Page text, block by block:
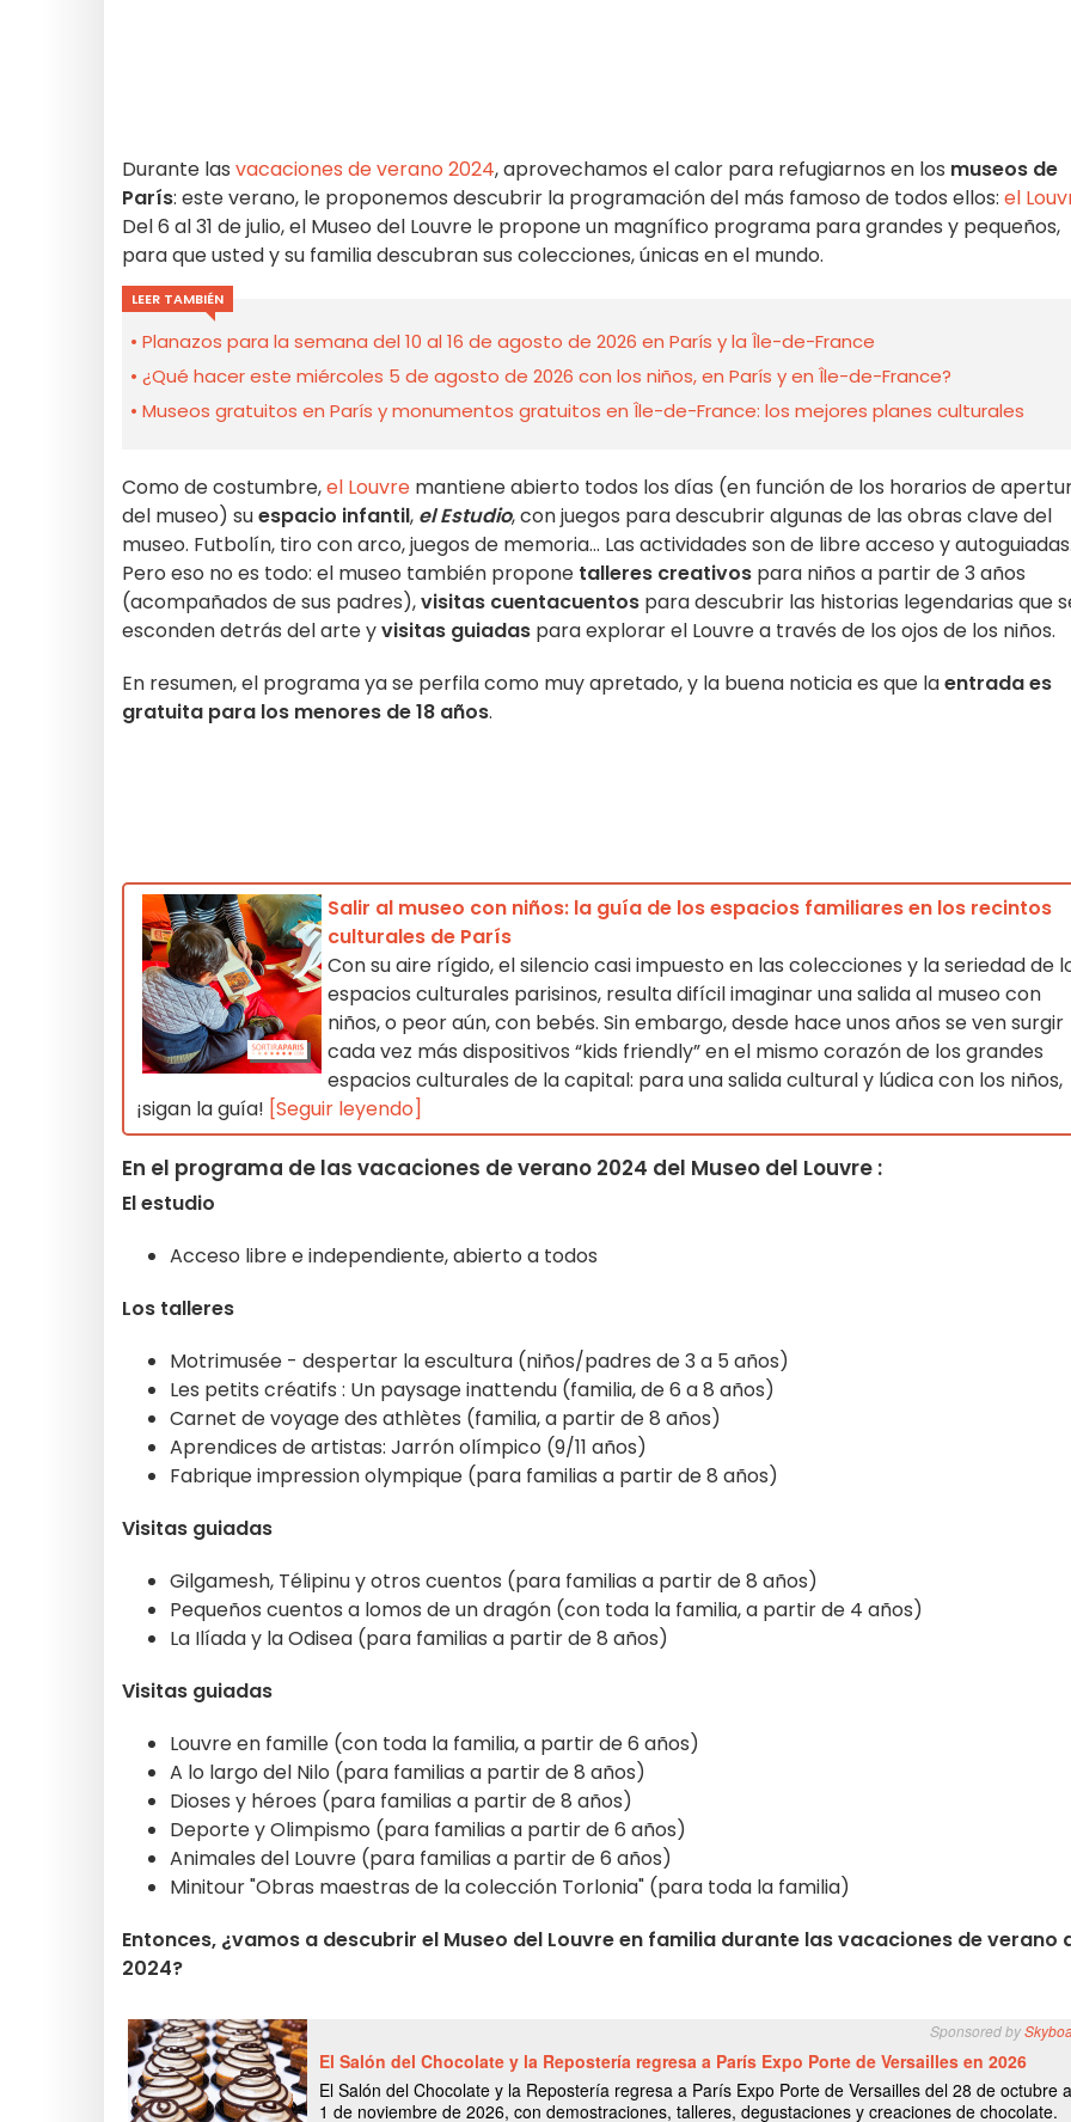
Durante las vacaciones de verano 2024, aprovechamos el calor para refugiarnos en los museos de
París: este verano, le proponemos descubrir la programación del más famoso de todos ellos: el
Del 6 al 31 de julio, el Museo del Louvre le propone un magnífico programa para grandes y pequeños,
para que usted y su familia descubran sus colecciones, únicas en el mundo.
LEER TAMBIÉN
Planazos para la semana del 10 al 16 de agosto de 2026 en París y la Île-de-France
¿Qué hacer este miércoles 5 de agosto de 2026 con los niños, en París y en Île-de-France?
Museos gratuitos en París y monumentos gratuitos en Île-de-France: los mejores planes culturales
Como de costumbre,el Louvre mantiene abierto todos los días (en función de los horarios de
del museo) suespacio infantil, el Estudio, con juegos para descubrir algunas de las obras clave del
museo. Futbolín, tiro con arco, juegos de memoria... Las actividades son de libre acceso y
Pero eso no es todo: el museo también propone talleres creativos para niños a partir de 3 años
(acompañados de sus padres),visitas cuentacuentos para descubrir las historias legendarias que
esconden detrás del arte yvisitas guiadas para explorar el Louvre a través de los ojos de los niños.
En resumen, el programa ya se perfila como muy apretado, y la buena noticia es que laentrada es
gratuita para los menores de 18 años.
Salir al museo con niños: la guía de los espacios familiares en los recintos
culturales de París
Con su aire rígido, el silencio casi impuesto en las colecciones y la seriedad de
espacios culturales parisinos, resulta difícil imaginar una salida al museo con
niños, o peor aún, con bebés. Sin embargo, desde hace unos años se ven surgir
cada vez más dispositivos “kids friendly” en el mismo corazón de los grandes
espacios culturales de la capital: para una salida cultural y lúdica con los niños,
¡sigan la guía! [Seguir leyendo]
En el programa de las vacaciones de verano 2024 del Museo del Louvre :
El estudio
Acceso libre e independiente, abierto a todos
Los talleres
Motrimusée - despertar la escultura (niños/padres de 3 a 5 años)
Les petits créatifs : Un paysage inattendu (familia, de 6 a 8 años)
Carnet de voyage des athlètes (familia, a partir de 8 años)
Aprendices de artistas: Jarrón olímpico (9/11 años)
Fabrique impression olympique (para familias a partir de 8 años)
Visitas guiadas
Gilgamesh, Télipinu y otros cuentos (para familias a partir de 8 años)
Pequeños cuentos a lomos de un dragón (con toda la familia, a partir de 4 años)
La Ilíada y la Odisea (para familias a partir de 8 años)
Visitas guiadas
Louvre en famille (con toda la familia, a partir de 6 años)
A lo largo del Nilo (para familias a partir de 8 años)
Dioses y héroes (para familias a partir de 8 años)
Deporte y Olimpismo (para familias a partir de 6 años)
Animales del Louvre (para familias a partir de 6 años)
Minitour "Obras maestras de la colección Torlonia" (para toda la familia)
Entonces, ¿vamos a descubrir el Museo del Louvre en familia durante las vacaciones de verano
2024?